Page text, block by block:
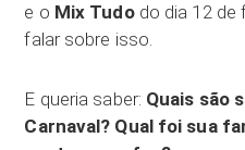
e o Mix Tudodo dia 12 de
falar sobre isso.
E queria saber: Quais são
Carnaval? Qual foi sua